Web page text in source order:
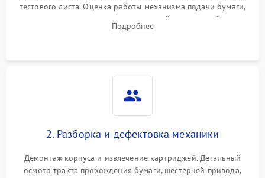
тестового листа. Оценка работы механизма подачи бумаги,
выявление посторонних шумов, замятий и первичный анализ
дефектов печати (полосы, фон, пробелы).
Подробнее
2. Разборка и дефектовка механики
Демонтаж корпуса и извлечение картриджей. Детальный
осмотр тракта прохождения бумаги, шестерней привода,